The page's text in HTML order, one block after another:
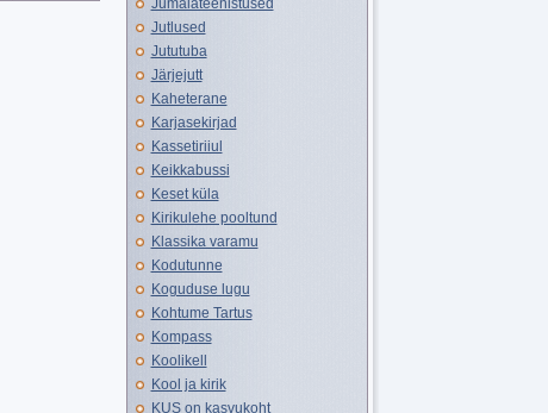
Jumalateenistused
Jutlused
Jututuba
Järjejutt
Kaheterane
Karjasekirjad
Kassetiriiul
Keikkabussi
Keset küla
Kirikulehe pooltund
Klassika varamu
Kodutunne
Koguduse lugu
Kohtume Tartus
Kompass
Koolikell
Kool ja kirik
KUS on kasvukoht